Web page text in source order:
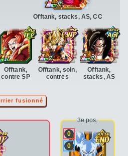
Offtank,
contre SP
Offtank, soin,
contres
Offtank,
stacks, AS
Offtank, stacks, AS, CC
fusionné
3e pos.
0
0